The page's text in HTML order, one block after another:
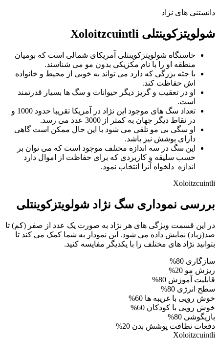
دانستنی های نژاد
شولویتزکوینتلی Xoloitzcuintli
خاستگاه شولویتزکوینتلی آمریکای شمالی است که بومیان
منطقه او را با نام مکزیکی بدون مو می شناسند.
با جثه بزرگی که دارد می تواند به خوبی از محیط و خانواده
اش حفاظت کند.
او در تعقیب و گریز دیگر حیوانات و سگ ها بسیار قدرتمند
است.
تعداد سگ های موجود این نژاد در آمریکا تقریبا حدود 1000 و
در نقاط دیگر جهان به کمتر از 3000 عدد می رسد.
او سگی بی مو تلقی می شود با این حال ممکن است گاهی
دارای پوشش نیز باشد.
این سگ در سه اندازه مختلف موجود است که می توان بر
حسب سلیقه و کاربردی که برای حفاظت از اموال دارد
اندازه دلخواه آنرا انتخاب نمود.
Xoloitzcuintli
بررسی نموداری سگ نژاد شولویتزکوینتلی
در این قسمت ویژگی های هر نژاد به صورت یک عدد از صفر (کم) تا
صد(زیاد) نمایش داده می شود. این نمودار به شما کمک می کند تا
بتوانید نژاد های مختلف را با یکدیگر مفایسه کنید.
سازگاری 80%
ریزش مو 20%
قابلیت آموزش 80%
سطح انرژی 80%
خوش رویی با غریبه ها 60%
خوش رویی با کودکان 60%
بازیگوشی 80%
دفعات نظافت پوشش بدن 20%
Xoloitzcuintli